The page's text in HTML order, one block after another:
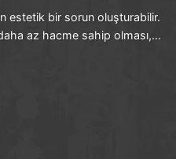
estetik bir sorun oluşturabilir.
az hacme sahip olması,…